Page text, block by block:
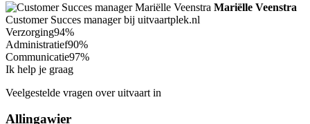
Mariëlle Veenstra
Customer Succes manager bij uitvaartplek.nl
Verzorging94%
Administratief90%
Communicatie97%
Ik help je graag
Veelgestelde vragen over uitvaart in
Allingawier